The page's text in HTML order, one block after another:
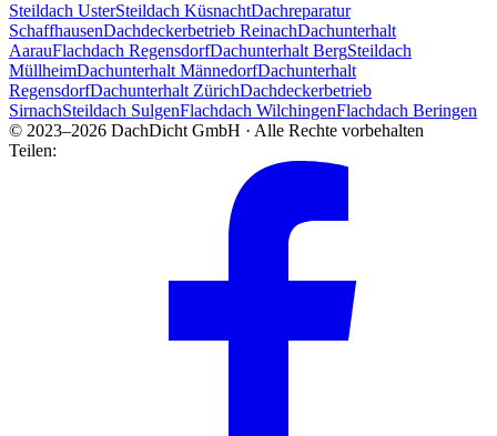
Steildach UsterSteildach KüsnachtDachreparatur
SchaffhausenDachdeckerbetrieb ReinachDachunterhalt
AarauFlachdach RegensdorfDachunterhalt BergSteildach
MüllheimDachunterhalt MännedorfDachunterhalt
RegensdorfDachunterhalt ZürichDachdeckerbetrieb
SirnachSteildach SulgenFlachdach WilchingenFlachdach Beringen
© 2023–2026 DachDicht GmbH · Alle Rechte vorbehalten
Teilen: